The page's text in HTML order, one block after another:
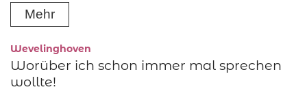
Mehr
Wevelinghoven
Worüber ich schon immer mal sprechen
wollte!